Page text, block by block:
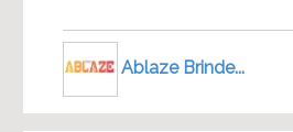
Ablaze Brinde...